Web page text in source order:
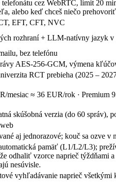
cez WebRTC, limit 20
alebo keď chceš niečo
EFT, CFT, NVC
rozhraní + LLM-natívny jazyk v
bez telefónu
AES-256-GCM, výmena
RCT prebieha (2025 –
mesiac ≈ 36 EUR/rok · Premium
skúšobná verzia (do 60 správ),
aj jednorazové; kouč sa ozve v
pamäť (L1/L2/L3);
odhaliť vzorce naprieč týždňami
nesúvisle.
vyhľadávanie naprieč všetkými